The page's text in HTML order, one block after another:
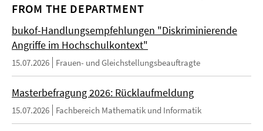
FROM THE DEPARTMENT
bukof-Handlungsempfehlungen "Diskriminierende
Angriffe im Hochschulkontext"
15.07.2026 Frauen- und Gleichstellungsbeauftragte
Masterbefragung 2026: Rücklaufmeldung
15.07.2026 Fachbereich Mathematik und Informatik